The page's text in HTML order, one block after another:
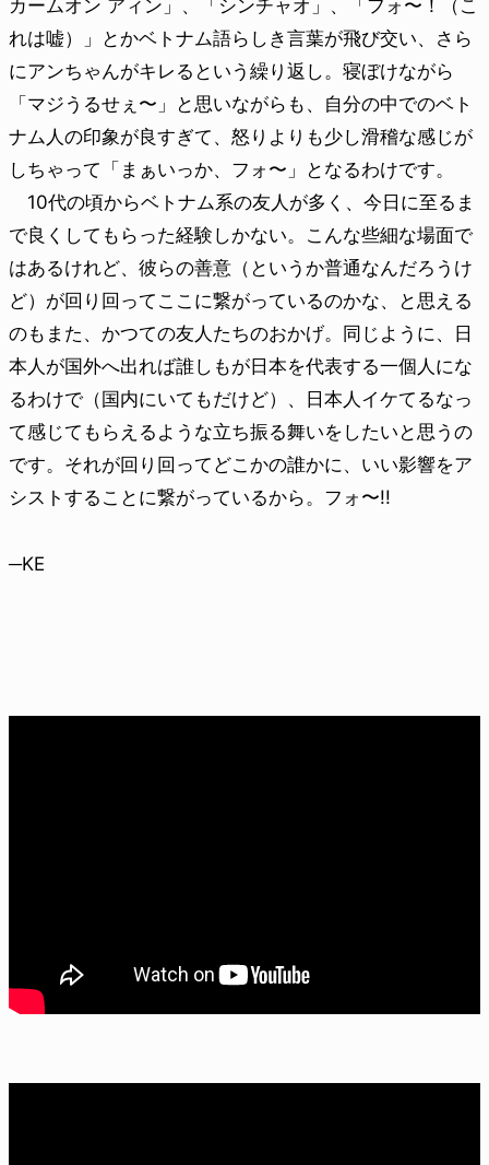
カームオン アィン」、「シンチャオ」、「フォ〜！（こ
れは嘘）」とかベトナム語らしき言葉が飛び交い、さら
にアンちゃんがキレるという繰り返し。寝ぼけながら
「マジうるせぇ〜」と思いながらも、自分の中でのベト
ナム人の印象が良すぎて、怒りよりも少し滑稽な感じが
しちゃって「まぁいっか、フォ〜」となるわけです。
10代の頃からベトナム系の友人が多く、今日に至るま
で良くしてもらった経験しかない。こんな些細な場面で
はあるけれど、彼らの善意（というか普通なんだろうけ
ど）が回り回ってここに繋がっているのかな、と思える
のもまた、かつての友人たちのおかげ。同じように、日
本人が国外へ出れば誰しもが日本を代表する一個人にな
るわけで（国内にいてもだけど）、日本人イケてるなっ
て感じてもらえるような立ち振る舞いをしたいと思うの
です。それが回り回ってどこかの誰かに、いい影響をア
シストすることに繋がっているから。フォ〜!!
─KE